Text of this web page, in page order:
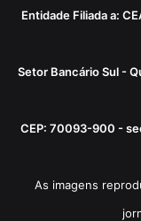
Entidade Filiada a:
Setor Bancário Sul -
CEP: 70093-900 -
As imagens